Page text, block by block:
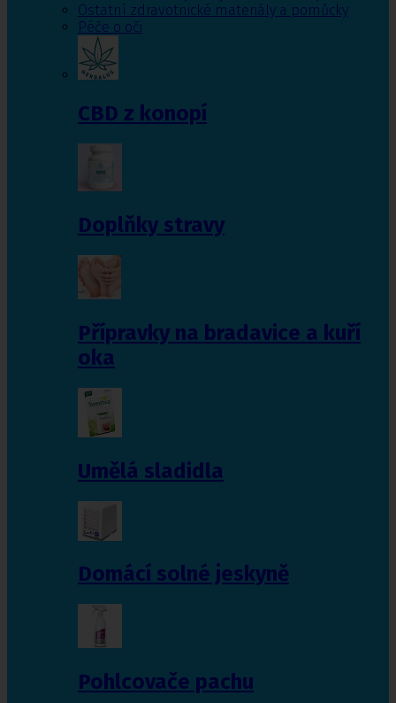
Ostatní zdravotnické materiály a pomůcky
Péče o oči
CBD z konopí
Doplňky stravy
Přípravky na bradavice a kuří
oka
Umělá sladidla
Domácí solné jeskyně
Pohlcovače pachu